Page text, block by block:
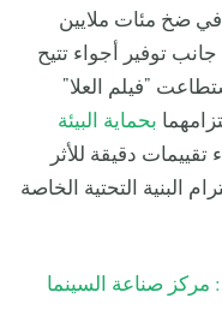
في ضخ مئات ملايين
توفير أجواء تتيح
"فيلم العلا"
بحماية البيئة
دقيقة للأثر
احترام البنية التحتية الخاصة
مركز صناعة السينما